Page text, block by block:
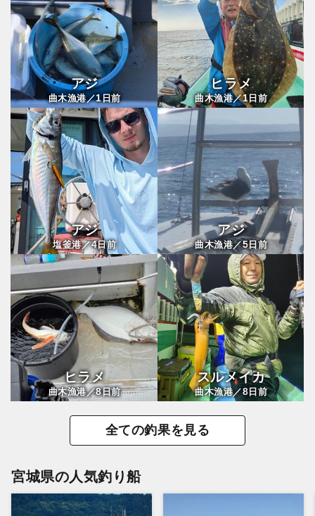
アジ
曲木漁港／1日前
ヒラメ
曲木漁港／1日前
アジ
塩釜港／4日前
アジ
曲木漁港／5日前
ヒラメ
曲木漁港／8日前
スルメイカ
曲木漁港／8日前
全ての釣果を見る
宮城県の人気釣り船